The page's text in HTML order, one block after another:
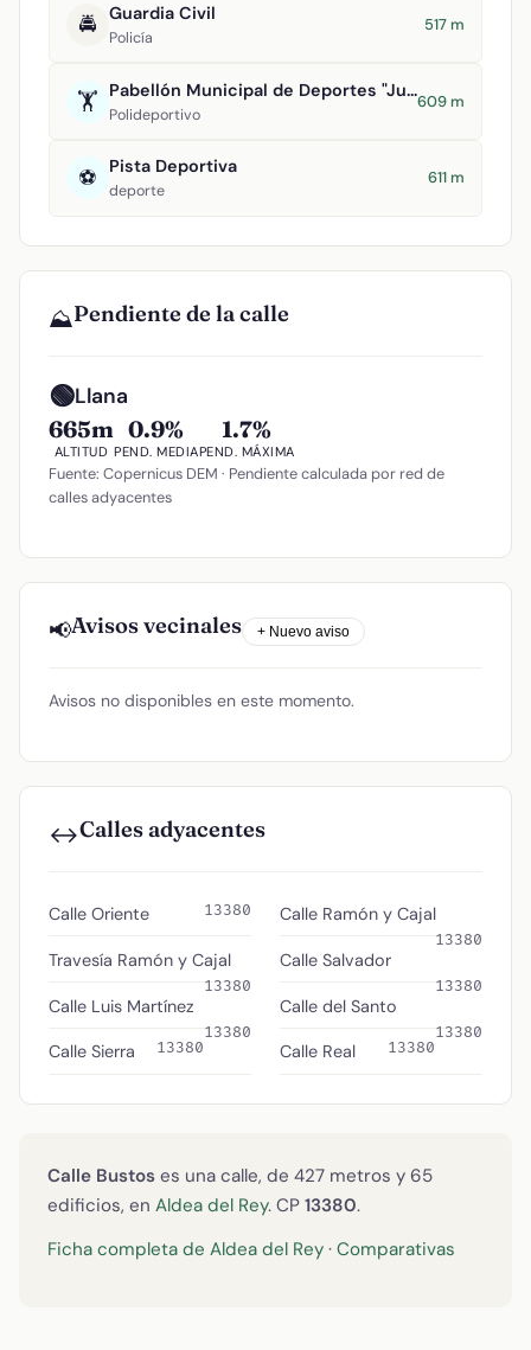
🚔 Guardia Civil
Policía
517 m
🏋️ Pabellón Municipal de Deportes "Juan Carlos I"
Polideportivo
609 m
⚽ Pista Deportiva
deporte
611 m
⛰️Pendiente de la calle
🟢Llana
665m
ALTITUD
0.9%
PEND. MEDIA
1.7%
PEND. MÁXIMA
Fuente: Copernicus DEM · Pendiente calculada por red de
calles adyacentes
📢Avisos vecinales + Nuevo aviso
Avisos no disponibles en este momento.
↔️Calles adyacentes
Calle Oriente 13380
Travesía Ramón y Cajal
13380
Calle Luis Martínez
13380
Calle Sierra 13380
Calle Ramón y Cajal
13380
Calle Salvador
13380
Calle del Santo
13380
Calle Real 13380
Calle Bustos es una calle, de 427 metros y 65
edificios, en Aldea del Rey. CP 13380.
Ficha completa de Aldea del Rey · Comparativas